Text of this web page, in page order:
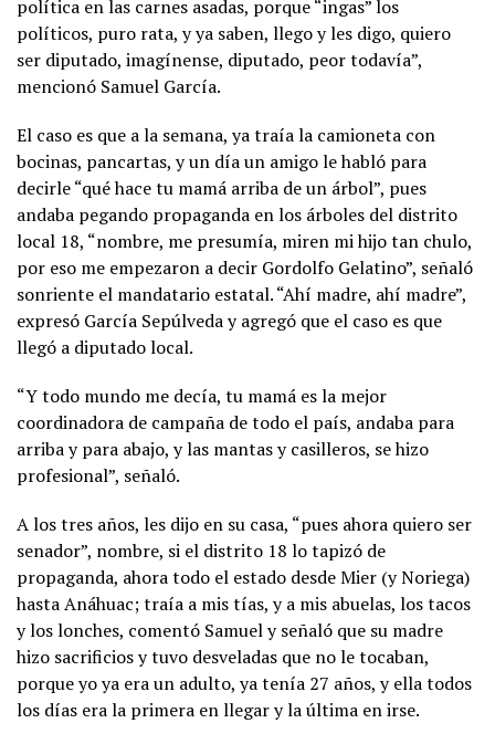
política en las carnes asadas, porque “ingas” los
políticos, puro rata, y ya saben, llego y les digo, quiero
ser diputado, imagínense, diputado, peor todavía”,
mencionó Samuel García.
El caso es que a la semana, ya traía la camioneta con
bocinas, pancartas, y un día un amigo le habló para
decirle “qué hace tu mamá arriba de un árbol”, pues
andaba pegando propaganda en los árboles del distrito
local 18, “nombre, me presumía, miren mi hijo tan chulo,
por eso me empezaron a decir Gordolfo Gelatino”, señaló
sonriente el mandatario estatal. “Ahí madre, ahí madre”,
expresó García Sepúlveda y agregó que el caso es que
llegó a diputado local.
“Y todo mundo me decía, tu mamá es la mejor
coordinadora de campaña de todo el país, andaba para
arriba y para abajo, y las mantas y casilleros, se hizo
profesional”, señaló.
A los tres años, les dijo en su casa, “pues ahora quiero ser
senador”, nombre, si el distrito 18 lo tapizó de
propaganda, ahora todo el estado desde Mier (y Noriega)
hasta Anáhuac; traía a mis tías, y a mis abuelas, los tacos
y los lonches, comentó Samuel y señaló que su madre
hizo sacrificios y tuvo desveladas que no le tocaban,
porque yo ya era un adulto, ya tenía 27 años, y ella todos
los días era la primera en llegar y la última en irse.